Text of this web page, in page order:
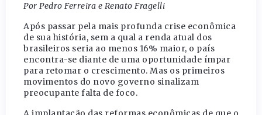
Por Pedro Ferreira e Renato Fragelli
Após passar pela mais profunda crise econômica
de sua história, sem a qual a renda atual dos
brasileiros seria ao menos 16% maior, o país
encontra-se diante de uma oportunidade ímpar
para retomar o crescimento. Mas os primeiros
movimentos do novo governo sinalizam
preocupante falta de foco.